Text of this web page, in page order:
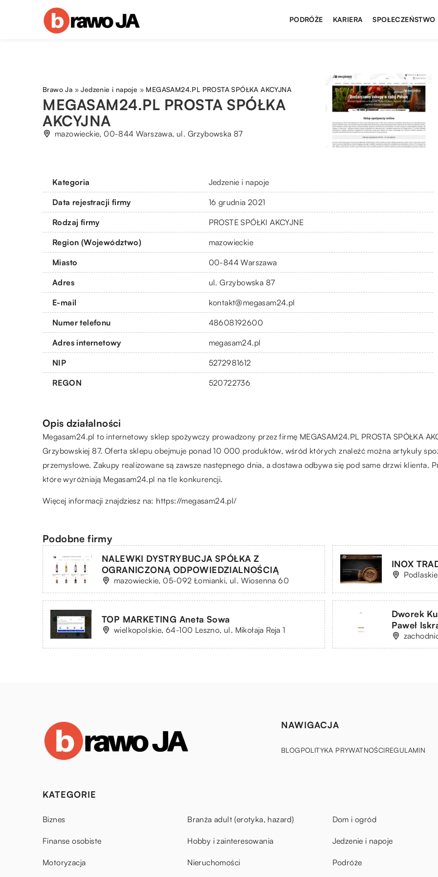
PODRÓŻE KARIERA SPOŁECZEŃSTWO
Brawo Ja »Jedzenie i napoje » MEGASAM24.PL PROSTA SPÓŁKA AKCYJNA
MEGASAM24.PL PROSTA SPÓŁKA
AKCYJNA
mazowieckie, 00-844 Warszawa, ul. Grzybowska 87
Kategoria Jedzenie i napoje
Data rejestracji firmy 16 grudnia 2021
Rodzaj firmy PROSTE SPÓŁKI AKCYJNE
Region (Województwo) mazowieckie
Miasto 00-844 Warszawa
Adres ul. Grzybowska 87
E-mail kontakt@megasam24.pl
Numer telefonu 48608192600
Adres internetowy megasam24.pl
NIP 5272981612
REGON 520722736
Opis działalności
Megasam24.pl to internetowy sklep spożywczy prowadzony przez firmę MEGASAM24.PL PROSTA SPÓŁKA
Grzybowskiej 87. Oferta sklepu obejmuje ponad 10 000 produktów, wśród których znaleźć można artykuły
przemysłowe. Zakupy realizowane są zawsze następnego dnia, a dostawa odbywa się pod same drzwi klienta.
które wyróżniają Megasam24.pl na tle konkurencji.
Więcej informacji znajdziesz na: https://megasam24.pl/
Podobne firmy
NALEWKI DYSTRYBUCJA SPÓŁKA Z
OGRANICZONĄ ODPOWIEDZIALNOŚCIĄ
mazowieckie, 05-092 Łomianki, ul. Wiosenna 60
INOX
TOP MARKETING Aneta Sowa
wielkopolskie, 64-100 Leszno, ul. Mikołaja Reja 1
Dworek
Paweł
NAWIGACJA
BLOGPOLITYKA PRYWATNOŚCIREGULAMIN
KATEGORIE
Biznes Branża adult (erotyka, hazard) Dom i ogród
Finanse osobiste Hobby i zainteresowania Jedzenie i napoje
Motoryzacja Nieruchomości Podróże